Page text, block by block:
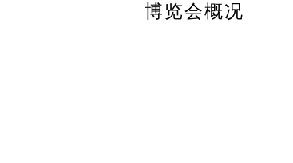
博览会概况